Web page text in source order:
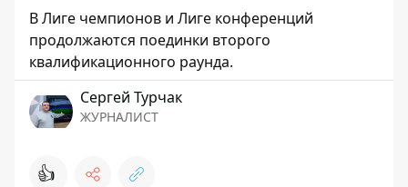
В Лиге чемпионов и Лиге конференций
продолжаются поединки второго
квалификационного раунда.
Сергей Турчак
ЖУРНАЛИСТ
👍